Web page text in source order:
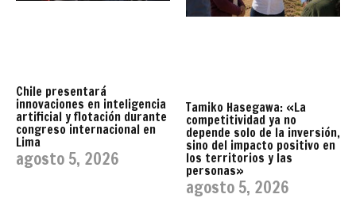
Chile presentará
innovaciones en inteligencia
artificial y flotación durante
congreso internacional en
Lima
agosto 5, 2026
Tamiko Hasegawa: «La
competitividad ya no
depende solo de la inversión,
sino del impacto positivo en
los territorios y las
personas»
agosto 5, 2026